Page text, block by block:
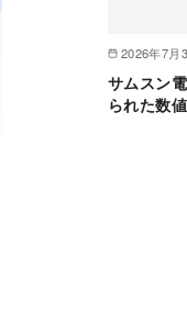
2026年7月
サムスン
られた数